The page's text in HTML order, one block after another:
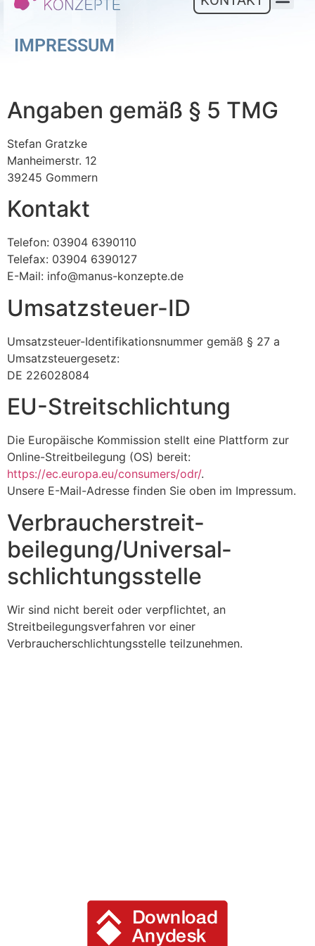
IMPRESSUM
Angaben gemäß § 5 TMG
Stefan Gratzke
Manheimerstr. 12
39245 Gommern
Kontakt
Telefon: 03904 6390110
Telefax: 03904 6390127
E-Mail: info@manus-konzepte.de
Umsatzsteuer-ID
Umsatzsteuer-Identifikationsnummer gemäß § 27 a
Umsatzsteuergesetz:
DE 226028084
EU-Streitschlichtung
Die Europäische Kommission stellt eine Plattform zur
Online-Streitbeilegung (OS) bereit:
https://ec.europa.eu/consumers/odr/.
Unsere E-Mail-Adresse finden Sie oben im Impressum.
Verbraucher­streit­
beilegung/Universal­
schlichtungs­stelle
Wir sind nicht bereit oder verpflichtet, an
Streitbeilegungsverfahren vor einer
Verbraucherschlichtungsstelle teilzunehmen.